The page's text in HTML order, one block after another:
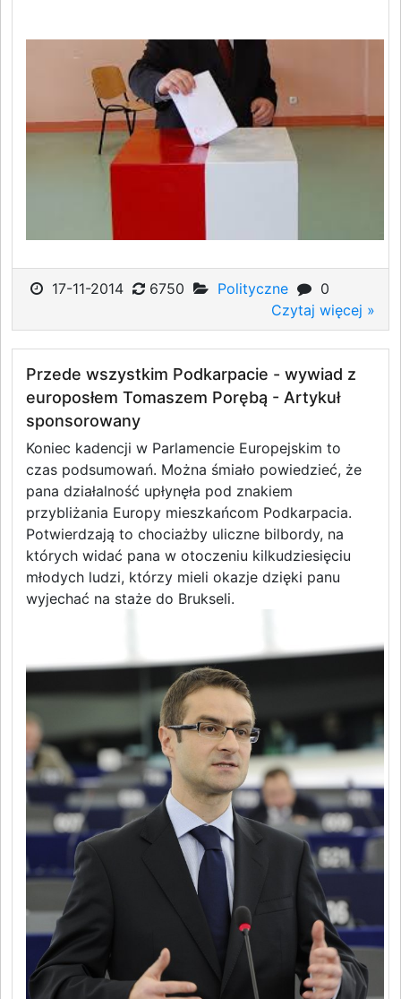
17-11-2014 6750 Polityczne
0
Czytaj więcej »
Przede wszystkim Podkarpacie - wywiad z
europosłem Tomaszem Porębą - Artykuł
sponsorowany
Koniec kadencji w Parlamencie Europejskim to
czas podsumowań. Można śmiało powiedzieć, że
pana działalność upłynęła pod znakiem
przybliżania Europy mieszkańcom Podkarpacia.
Potwierdzają to chociażby uliczne bilbordy, na
których widać pana w otoczeniu kilkudziesięciu
młodych ludzi, którzy mieli okazje dzięki panu
wyjechać na staże do Brukseli.